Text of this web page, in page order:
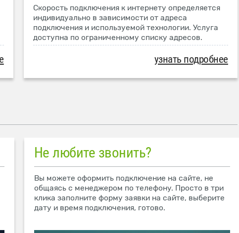
Скорость подключения к интернету определяется
индивидуально в зависимости от адреса
подключения и используемой технологии. Услуга
доступна по ограниченному списку адресов.
узнать подробнее
Не любите звонить?
Вы можете оформить подключение на сайте, не
общаясь с менеджером по телефону. Просто в три
клика заполните форму заявки на сайте, выберите
дату и время подключения, готово.